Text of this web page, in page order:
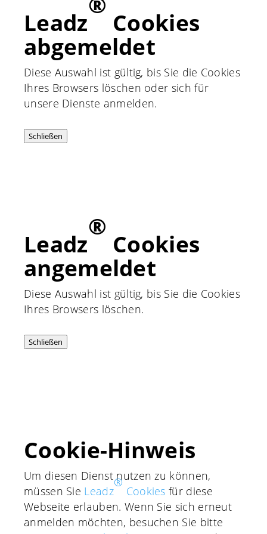
Leadz Cookies
abgemeldet
Diese Auswahl ist gültig, bis Sie die Cookies
Ihres Browsers löschen oder sich für
unsere Dienste anmelden.
Schließen
Leadz
®
Cookies
angemeldet
Diese Auswahl ist gültig, bis Sie die Cookies
Ihres Browsers löschen.
Schließen
Cookie-Hinweis
Um diesen Dienst nutzen zu können,
müssen Sie Leadz
®
Cookies für diese
Webseite erlauben. Wenn Sie sich erneut
anmelden möchten, besuchen Sie bitte